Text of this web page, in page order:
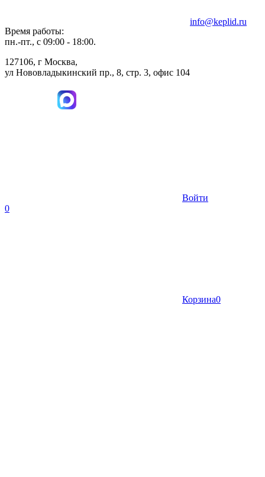
Время работы:
пн.-пт., с 09:00 - 18:00.
127106, г Москва,
ул Нововладыкинский пр., 8, стр. 3, офис 104
info@keplid.ru
Войти
0
Корзина0